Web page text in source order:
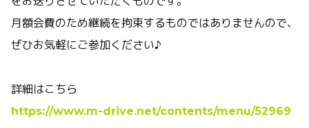
月額会費のため継続を拘束するものではありませんので、
ぜひお気軽にご参加ください♪
詳細はこちら
https://www.m-drive.net/contents/menu/52969